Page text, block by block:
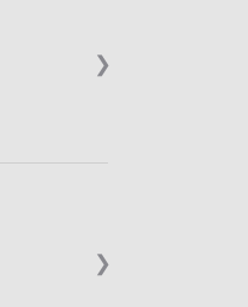
❯
❯